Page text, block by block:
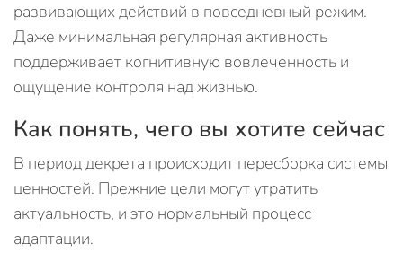
развивающих действий в повседневный режим.
Даже минимальная регулярная активность
поддерживает когнитивную вовлеченность и
ощущение контроля над жизнью.
Как понять, чего вы хотите сейчас
В период декрета происходит пересборка системы
ценностей. Прежние цели могут утратить
актуальность, и это нормальный процесс
адаптации.